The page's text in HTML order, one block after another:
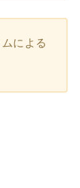
による